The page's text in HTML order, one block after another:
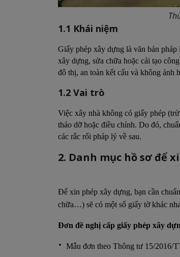
1.1 Khái niệm
Giấy phép xây dựng là văn bản
xây dựng, sửa chữa hoặc cải tạo
đô thị, an toàn kết cấu và không ảnh
1.2 Vai trò
Việc xây nhà không có giấy phép
tháo dỡ hoặc điều chỉnh. Do đó,
các rắc rối pháp lý về sau.
2. Danh mục hồ sơ để
Để xin phép xây dựng, bạn cần
chữa…) sẽ có một số giấy tờ khác
Đơn đề nghị cấp giấy phép xây
Mẫu đơn theo Thông tư 15/2016/